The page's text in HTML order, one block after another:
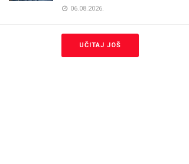
06.08.2026.
UČITAJ JOŠ